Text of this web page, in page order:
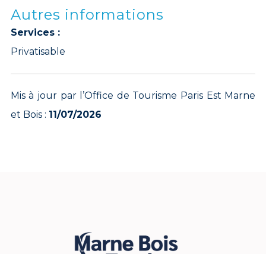
Autres informations
Services :
Privatisable
Mis à jour par l’Office de Tourisme Paris Est Marne
et Bois : 11/07/2026